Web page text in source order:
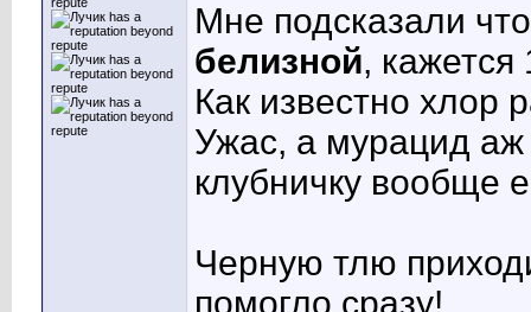
Мне подсказали
белизной,
Как известно хлор
Ужас, а мурацид аж
клубничку вообще
Черную тлю
помогло сразу!